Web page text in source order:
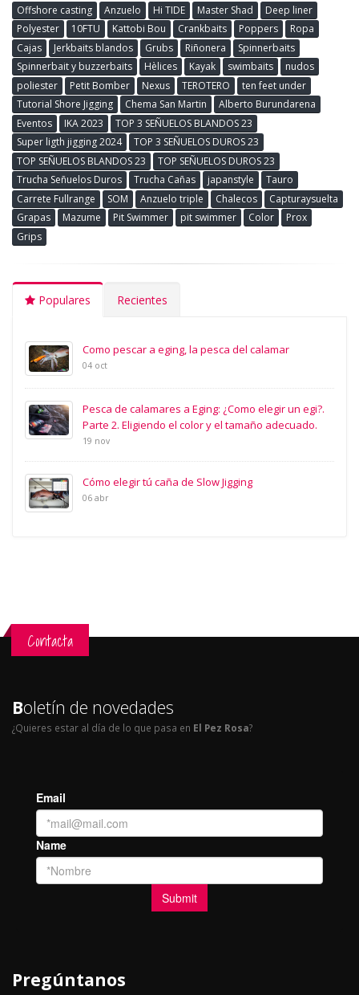
Offshore casting
Anzuelo Hi TIDE Master Shad
Deep liner
Polyester
10FTU Kattobi Bou Crankbaits Poppers
Ropa
Cajas
Jerkbaits blandos Grubs Riñonera
Spinnerbaits
Spinnerbait y buzzerbaits
Hèlices Kayak swimbaits
nudos
poliester
Petit Bomber Nexus TEROTERO
ten feet under
Tutorial Shore Jigging
Chema San Martin
Alberto Burundarena
Eventos
IKA 2023
TOP 3 SEÑUELOS BLANDOS 23
Super ligth jigging 2024
TOP 3 SEÑUELOS DUROS 23
TOP SEÑUELOS BLANDOS 23
TOP SEÑUELOS DUROS 23
Trucha Señuelos Duros
Trucha Cañas japanstyle
Tauro
Carrete Fullrange
SOM Anzuelo triple Chalecos
Capturaysuelta
Grapas
Mazume Pit Swimmer pit swimmer Color
Prox
Grips
Populares Recientes
Como pescar a eging, la pesca del calamar
04 oct
Pesca de calamares a Eging: ¿Como elegir un egi?.
Parte 2. Eligiendo el color y el tamaño adecuado.
19 nov
Cómo elegir tú caña de Slow Jigging
06 abr
Contacta
Boletín de novedades
¿Quieres estar al día de lo que pasa en El Pez Rosa?
Pregúntanos